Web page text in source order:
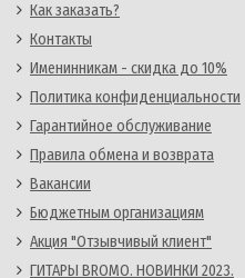
Как заказать?
Контакты
Именинникам - скидка до 10%
Политика конфиденциальности
Гарантийное обслуживание
Правила обмена и возврата
Вакансии
Бюджетным организациям
Акция "Отзывчивый клиент"
ГИТАРЫ BROMO. НОВИНКИ 2023.